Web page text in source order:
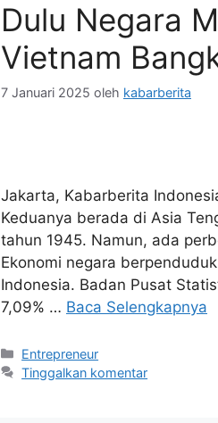
Dulu Negara
Vietnam
7 Januari 2025 oleh kabarberita
Jakarta, Kabarberita
Keduanya berada di Asia
tahun 1945. Namun, ada
Ekonomi negara
Indonesia. Badan Pusat
7,09% … Baca Selengkapnya
Kategori
Entrepreneur
Tinggalkan komentar